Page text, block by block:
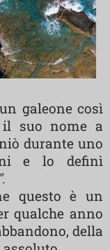
galeone così
il suo nome a
durante uno
e lo definì
.
questo è un
qualche anno
della